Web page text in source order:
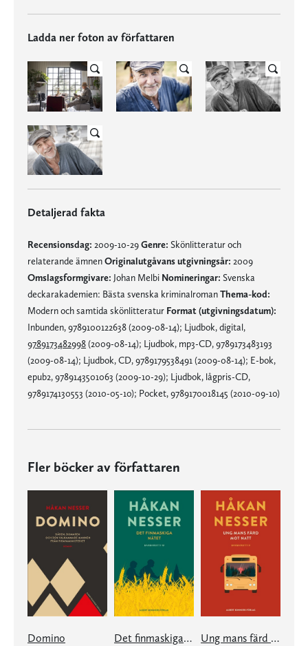
Ladda ner foton av författaren
Detaljerad fakta
Recensionsdag: 2009-10-29Genre: Skönlitteratur och
relaterande ämnenOriginalutgåvans utgivningsår: 2009
Omslagsformgivare: Johan Melbi Nomineringar: Svenska
deckarakademien: Bästa svenska kriminalromanThema-kod:
Modern och samtida skönlitteratur Format (utgivningsdatum):
Inbunden, 9789100122638 (2009-08-14); Ljudbok, digital,
9789173482998(2009-08-14); Ljudbok, mp3-CD, 9789173483193
(2009-08-14); Ljudbok, CD, 9789179538491 (2009-08-14); E-bok,
epub2, 9789143501063 (2009-10-29); Ljudbok, lågpris-CD,
9789174130553 (2010-05-10); Pocket, 9789170018145 (2010-09-10)
Fler böcker av författaren
Domino Det finmaskiga nätet Ung mans färd mot natt